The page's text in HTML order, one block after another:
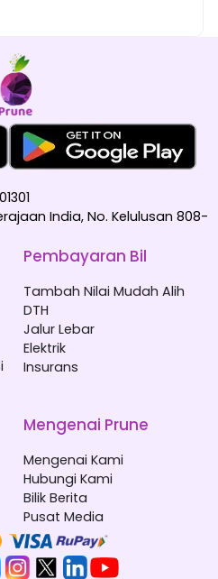
India, No. Kelulusan 808-
Pembayaran Bil
Tambah Nilai Mudah Alih
DTH
Jalur Lebar
Elektrik
Insurans
Mengenai Prune
Mengenai Kami
Hubungi Kami
Bilik Berita
Pusat Media